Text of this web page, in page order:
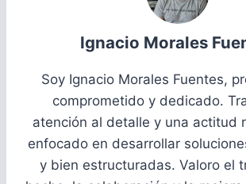
Ignacio Morales
Soy Ignacio Morales Fuentes,
comprometido y dedicado.
atención al detalle y una actitud
enfocado en desarrollar
y bien estructuradas. Valoro el